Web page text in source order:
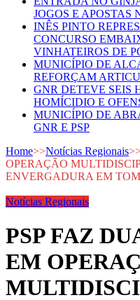
JOGOS E APOSTAS
INÊS PINTO
CONCURSO
VINHATEIROS DE
MUNICÍPIO DE
REFORÇAM
GNR DETEVE SEIS
HOMÍCIDIO E
MUNICÍPIO DE
GNR E PSP
Home>>Notícias Regionais
OPERAÇÃO
ENVERGADURA EM
Notícias Regionais
PSP FAZ
EM